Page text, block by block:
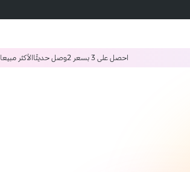
احصل على 3 بسعر 2 وصل حديثًاالأكثر مبيعا